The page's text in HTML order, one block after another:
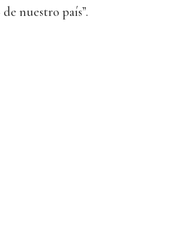
nuestro país”.